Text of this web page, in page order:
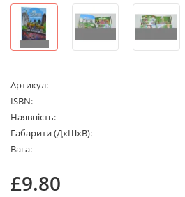
Артикул:
ISBN:
Наявність:
Габарити (ДхШхВ):
Вага:
£9.80